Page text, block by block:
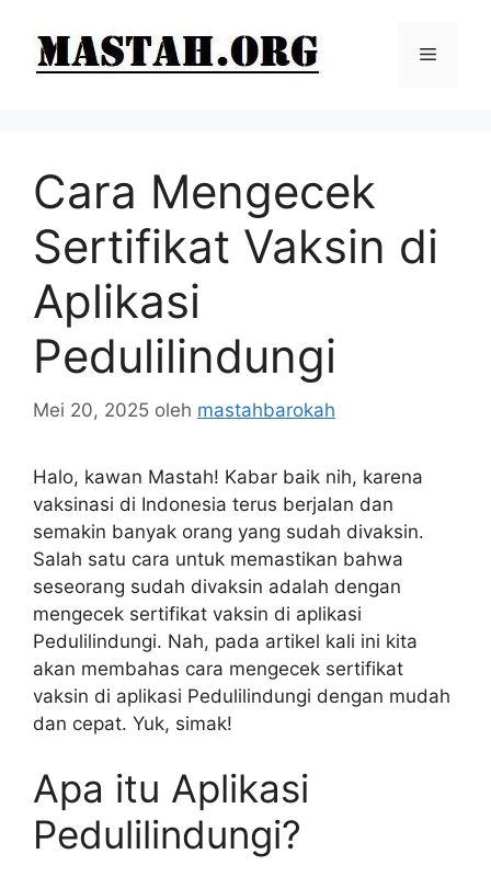
Menu
Cara Mengecek
Sertifikat Vaksin di
Aplikasi
Pedulilindungi
Mei 20, 2025 oleh mastahbarokah
Halo, kawan Mastah! Kabar baik nih, karena
vaksinasi di Indonesia terus berjalan dan
semakin banyak orang yang sudah divaksin.
Salah satu cara untuk memastikan bahwa
seseorang sudah divaksin adalah dengan
mengecek sertifikat vaksin di aplikasi
Pedulilindungi. Nah, pada artikel kali ini kita
akan membahas cara mengecek sertifikat
vaksin di aplikasi Pedulilindungi dengan mudah
dan cepat. Yuk, simak!
Apa itu Aplikasi
Pedulilindungi?